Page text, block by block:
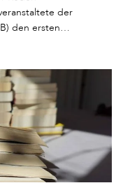
der
den ersten…